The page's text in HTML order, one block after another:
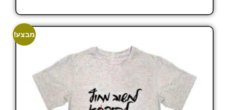
מבצע!